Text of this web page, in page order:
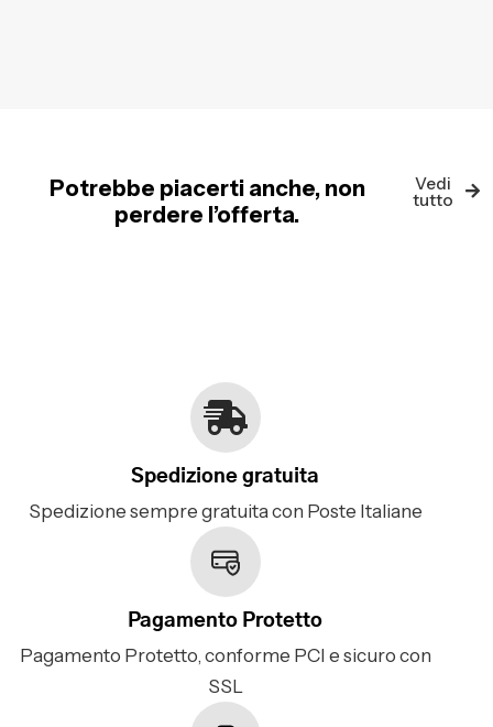
Potrebbe piacerti anche, non
perdere l’offerta.
Vedi
tutto
Spedizione gratuita
Spedizione sempre gratuita con Poste Italiane
Pagamento Protetto
Pagamento Protetto, conforme PCI e sicuro con
SSL